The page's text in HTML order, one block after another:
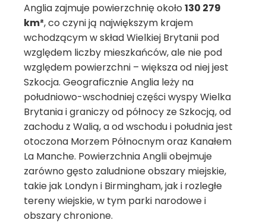
Anglia zajmuje powierzchnię około 130 279
km², co czyni ją największym krajem
wchodzącym w skład Wielkiej Brytanii pod
względem liczby mieszkańców, ale nie pod
względem powierzchni – większa od niej jest
Szkocja. Geograficznie Anglia leży na
południowo-wschodniej części wyspy Wielka
Brytania i graniczy od północy ze Szkocją, od
zachodu z Walią, a od wschodu i południa jest
otoczona Morzem Północnym oraz Kanałem
La Manche. Powierzchnia Anglii obejmuje
zarówno gęsto zaludnione obszary miejskie,
takie jak Londyn i Birmingham, jak i rozległe
tereny wiejskie, w tym parki narodowe i
obszary chronione.